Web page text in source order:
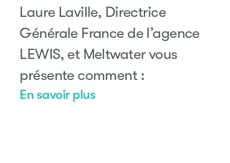
Laure Laville, Directrice
Générale France de l’agence
LEWIS, et Meltwater vous
présente comment :
En savoir plus